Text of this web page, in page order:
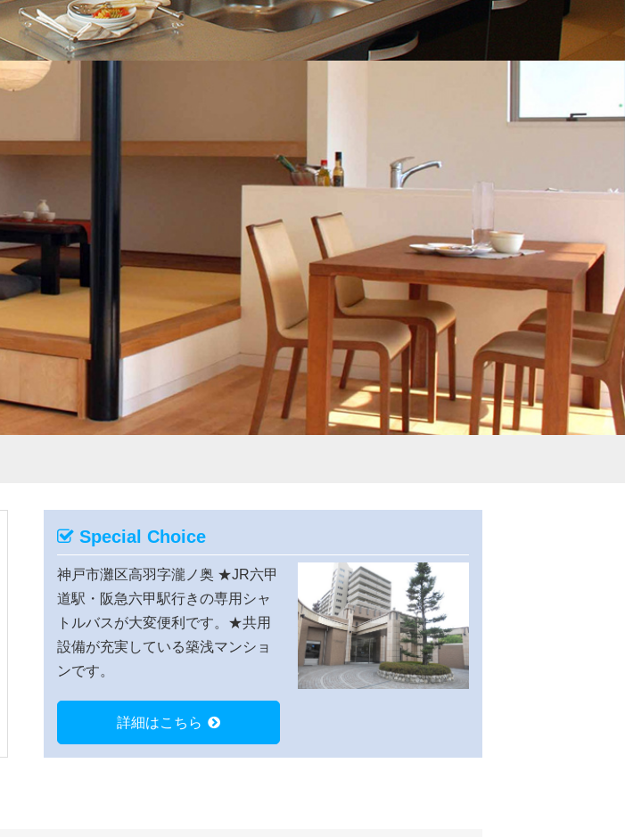
Special Choice
神戸市灘区高羽字瀧ノ奥 ★JR六甲
道駅・阪急六甲駅行きの専用シャ
トルバスが大変便利です。★共用
設備が充実している築浅マンショ
ンです。
詳細はこちら